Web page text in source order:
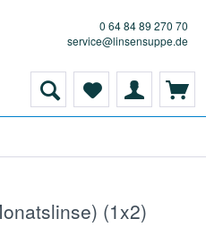
0 64 84 89 270 70
service@linsensuppe.de
(1x2)